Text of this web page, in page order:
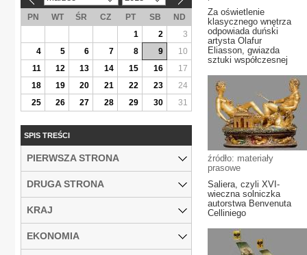
Za oświetlenie
klasycznego wnętrza
odpowiada duński
artysta Olafur
Eliasson, gwiazda
sztuki współczesnej
źródło: materiały
prasowe
Saliera, czyli XVI-
wieczna solniczka
autorstwa Benvenuta
Celliniego
PN WT ŚR CZ PT SB
ND
1
2
3
4
5 6 7 8 9
10
11
12 13 14 15 16
17
18
19 20 21 22 23
24
25
26 27 28 29 30 31
SPIS TREŚCI
PIERWSZA STRONA
DRUGA STRONA
KRAJ
EKONOMIA